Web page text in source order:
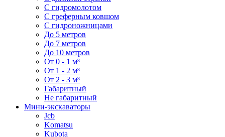
С гидромолотом
С греферным ковшом
С гидроножницами
До 5 метров
До 7 метров
До 10 метров
От 0 - 1 м³
От 1 - 2 м³
От 2 - 3 м³
Габаритный
Не габаритный
Мини-экскаваторы
Jcb
Komatsu
Kubota